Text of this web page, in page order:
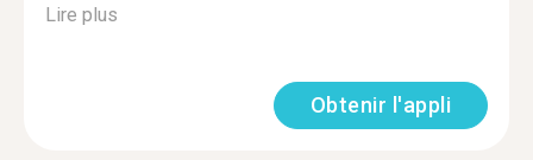
Lire plus
Obtenir l'appli